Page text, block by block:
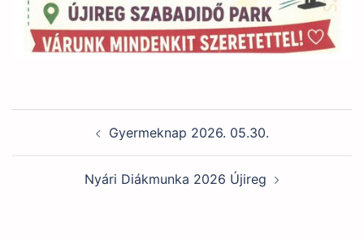
navigationGyermeknap 2026. 05.30.
Nyári Diákmunka 2026 Újireg